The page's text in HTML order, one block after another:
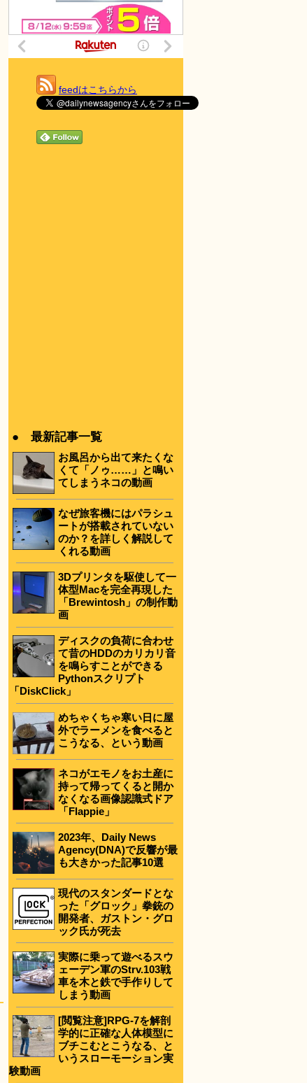
feedはこちらから
● 最新記事一覧
お風呂から出て来たくな
くて「ノゥ……」と鳴い
てしまうネコの動画
なぜ旅客機にはパラシュ
ートが搭載されていない
のか？を詳しく解説して
くれる動画
3Dプリンタを駆使して一
体型Macを完全再現した
「Brewintosh」の制作動
画
ディスクの負荷に合わせ
て昔のHDDのカリカリ音
を鳴らすことができる
Pythonスクリプト
「DiskClick」
めちゃくちゃ寒い日に屋
外でラーメンを食べると
こうなる、という動画
ネコがエモノをお土産に
持って帰ってくると開か
なくなる画像認識式ドア
「Flappie」
2023年、Daily News
Agency(DNA)で反響が最
も大きかった記事10選
現代のスタンダードとな
った「グロック」拳銃の
開発者、ガストン・グロ
ック氏が死去
実際に乗って遊べるスウ
ェーデン軍のStrv.103戦
車を木と鉄で手作りして
しまう動画
[閲覧注意]RPG-7を解剖
学的に正確な人体模型に
ブチこむとこうなる、と
いうスローモーション実
験動画